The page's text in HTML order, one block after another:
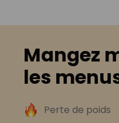
Mangez
les
Perte de poids